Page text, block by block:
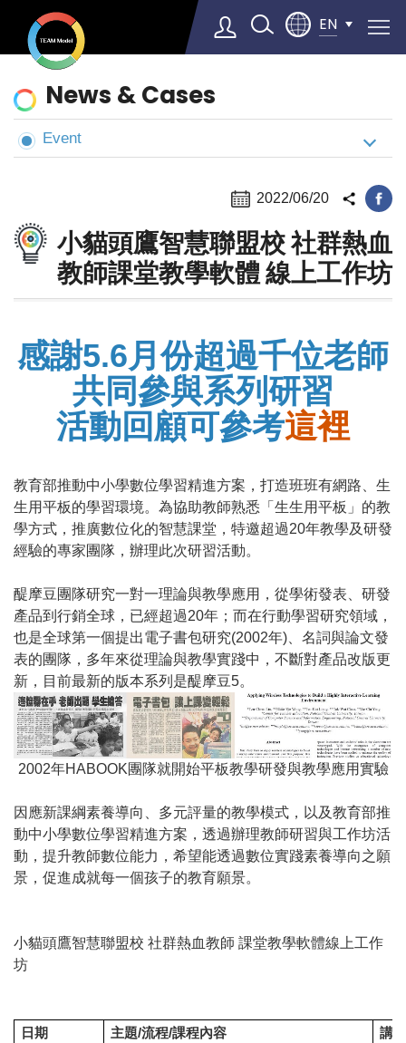
EN
News
&
Cases
News & Cases
Event
2022/06/20
小貓頭鷹智慧聯盟校 社群熱血
教師課堂教學軟體 線上工作坊
感謝5.6月份超過千位老師
共同參與系列研習
活動回顧可參考這裡
教育部推動中小學數位學習精進方案，打造班班有網路、生
生用平板的學習環境。為協助教師熟悉「生生用平板」的教
學方式，推廣數位化的智慧課堂，特邀超過20年教學及研發
經驗的專家團隊，辦理此次研習活動。
醍摩豆團隊研究一對一理論與教學應用，從學術發表、研發
產品到行銷全球，已經超過20年；而在行動學習研究領域，
也是全球第一個提出電子書包研究(2002年)、名詞與論文發
表的團隊，多年來從理論與教學實踐中，不斷對產品改版更
新，目前最新的版本系列是醍摩豆5。
2002年HABOOK團隊就開始平板教學研發與教學應用實驗
因應新課綱素養導向、多元評量的教學模式，以及教育部推
動中小學數位學習精進方案，透過辦理教師研習與工作坊活
動，提升教師數位能力，希望能透過數位實踐素養導向之願
景，促進成就每一個孩子的教育願景。
小貓頭鷹智慧聯盟校 社群熱血教師 課堂教學軟體線上工作
坊
日期 主題/流程/課程內容 講